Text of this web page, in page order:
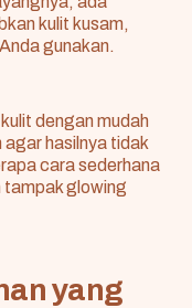
kulit kusam,
gunakan.
dengan mudah
hasilnya tidak
cara sederhana
tampak glowing
yang